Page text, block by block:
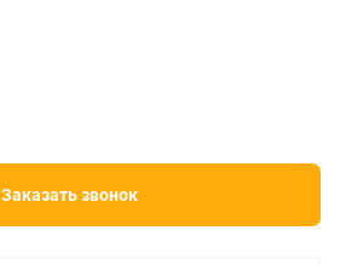
Заказать звонок